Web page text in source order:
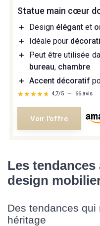
Statue main cœur
＋ Design élégant et
＋
Idéale pour
＋
Peut être utilisée
bureau, chambre
＋ Accent décoratif
★★★★★
★★★★★ 4,7/5 — 66 avis
Voir l'offre
Les tendances
design
Des tendances
héritage